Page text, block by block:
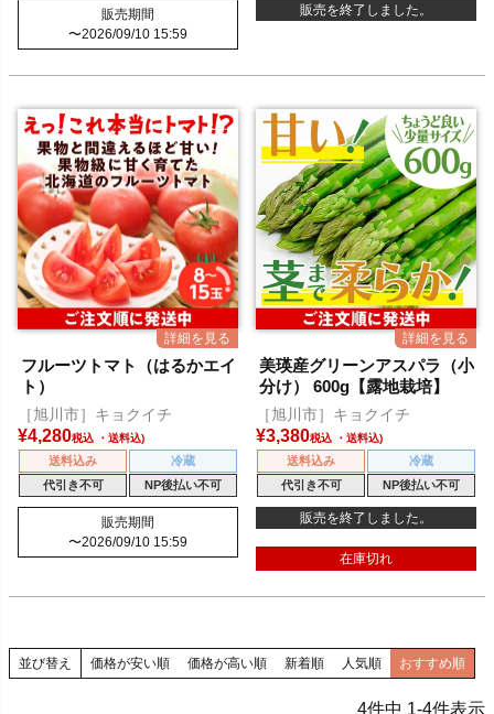
販売期間
〜2026/09/10 15:59
販売を終了しました。
フルーツトマト（はるかエイ
ト）
［旭川市］キョクイチ
¥4,280税込
送料込み
冷蔵
代引き不可
NP後払い不可
販売期間
〜2026/09/10 15:59
美瑛産グリーンアスパラ（小
分け） 600g【露地栽培】
［旭川市］キョクイチ
¥3,380税込
送料込み
冷蔵
代引き不可
NP後払い不可
販売を終了しました。
在庫切れ
並び替え 価格が安い順 価格が高い順 新着順 人気順 おすすめ順
4件中 1-4件表示